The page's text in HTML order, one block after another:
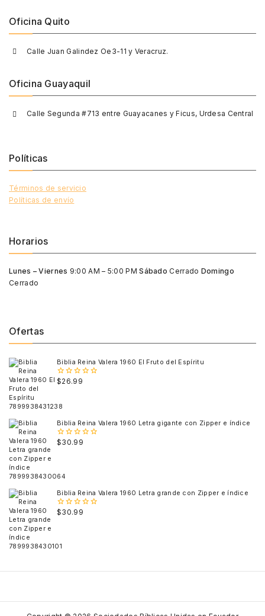
Oficina Quito
Calle Juan Galindez Oe3-11 y Veracruz.
Oficina Guayaquil
Calle Segunda #713 entre Guayacanes y Ficus, Urdesa Central
Políticas
Términos de servicio
Políticas de envío
Horarios
Lunes – Viernes 9:00 AM – 5:00 PMSábado Cerrado Domingo
Cerrado
Ofertas
Biblia Reina Valera 1960 El Fruto del Espíritu
0
5
$26.99
Biblia Reina Valera 1960 Letra gigante con Zipper e índice
0
$30.99
Biblia Reina Valera 1960 Letra grande con Zipper e índice
0
$30.99